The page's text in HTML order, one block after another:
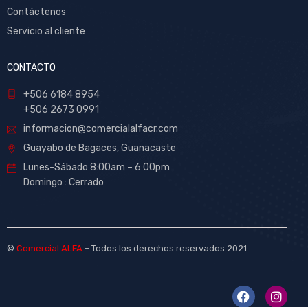
Contáctenos
Servicio al cliente
CONTACTO
+506 6184 8954
+506 2673 0991
informacion@comercialalfacr.com
Guayabo de Bagaces, Guanacaste
Lunes-Sábado 8:00am – 6:00pm
Domingo : Cerrado
© Comercial ALFA – Todos los derechos reservados 2021